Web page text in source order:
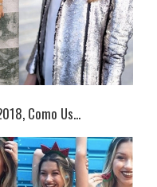
Como Us...